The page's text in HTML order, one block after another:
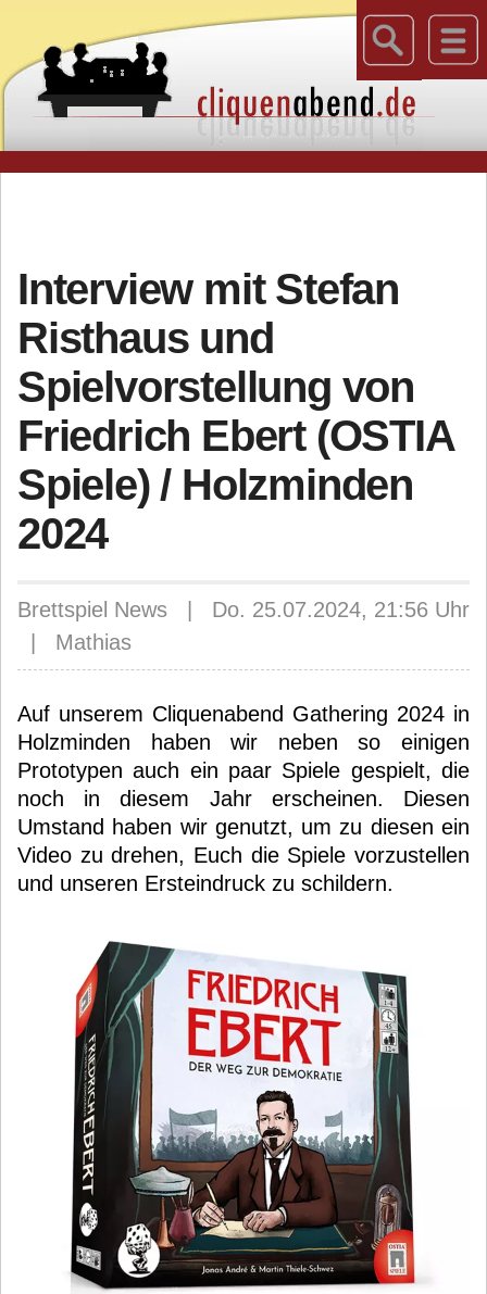
Interview mit Stefan
Risthaus und
Spielvorstellung von
Friedrich Ebert (OSTIA
Spiele) / Holzminden
2024
Brettspiel News | Do. 25.07.2024, 21:56 Uhr
| Mathias
Auf unserem Cliquenabend Gathering 2024 in
Holzminden haben wir neben so einigen
Prototypen auch ein paar Spiele gespielt, die
noch in diesem Jahr erscheinen. Diesen
Umstand haben wir genutzt, um zu diesen ein
Video zu drehen, Euch die Spiele vorzustellen
und unseren Ersteindruck zu schildern.